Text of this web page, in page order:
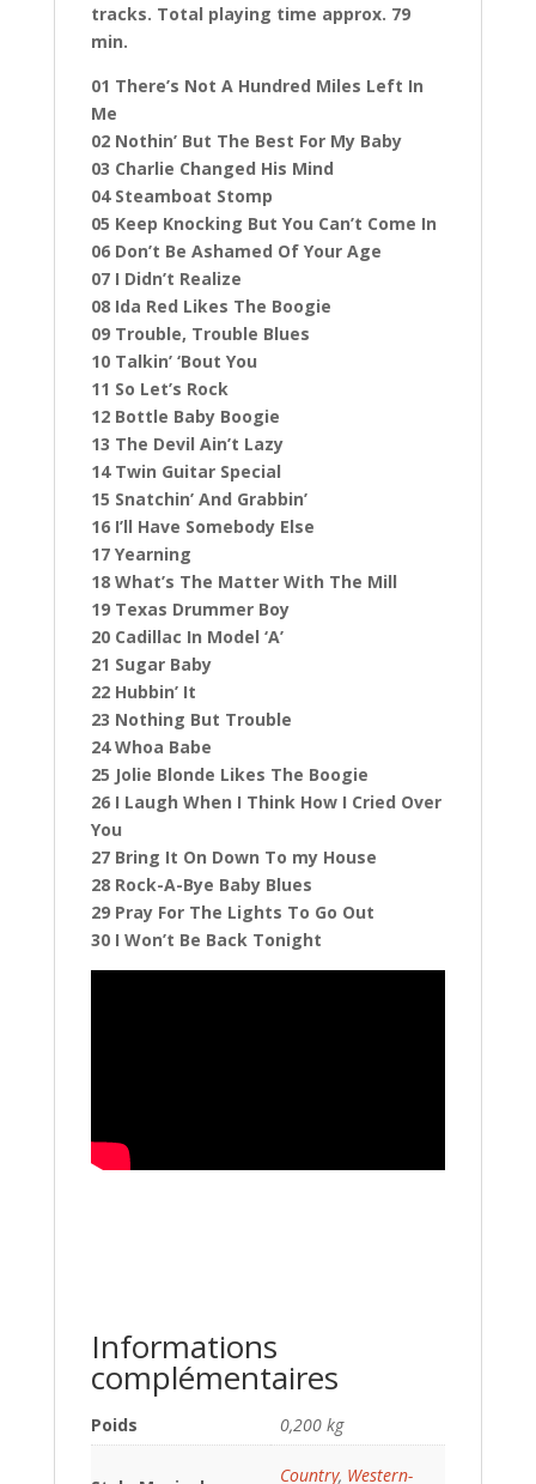
tracks. Total playing time approx. 79
min.
01 There’s Not A Hundred Miles Left In
Me
02 Nothin’ But The Best For My Baby
03 Charlie Changed His Mind
04 Steamboat Stomp
05 Keep Knocking But You Can’t Come In
06 Don’t Be Ashamed Of Your Age
07 I Didn’t Realize
08 Ida Red Likes The Boogie
09 Trouble, Trouble Blues
10 Talkin’ ‘Bout You
11 So Let’s Rock
12 Bottle Baby Boogie
13 The Devil Ain’t Lazy
14 Twin Guitar Special
15 Snatchin’ And Grabbin’
16 I’ll Have Somebody Else
17 Yearning
18 What’s The Matter With The Mill
19 Texas Drummer Boy
20 Cadillac In Model ‘A’
21 Sugar Baby
22 Hubbin’ It
23 Nothing But Trouble
24 Whoa Babe
25 Jolie Blonde Likes The Boogie
26 I Laugh When I Think How I Cried Over
You
27 Bring It On Down To my House
28 Rock-A-Bye Baby Blues
29 Pray For The Lights To Go Out
30 I Won’t Be Back Tonight
Informations
complémentaires
Poids 0,200 kg
Country, Western-